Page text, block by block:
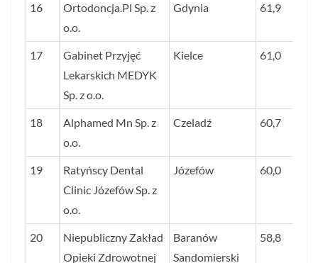
16
Ortodoncja.Pl Sp. z
o.o.
Gdynia 61,9
17
Gabinet Przyjęć
Lekarskich MEDYK
Sp. z o.o.
Kielce 61,0
18
Alphamed Mn Sp. z
o.o.
Czeladź 60,7
19
Ratyńscy Dental
Clinic Józefów Sp. z
o.o.
Józefów 60,0
20
Niepubliczny Zakład
Opieki Zdrowotnej
Baranów
Sandomierski
58,8